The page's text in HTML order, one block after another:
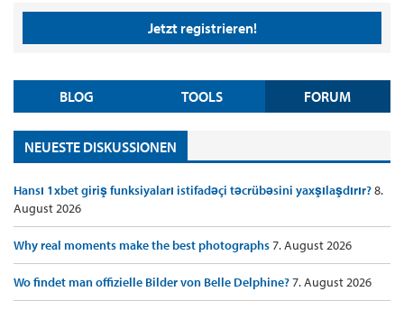
Jetzt registrieren!
BLOG TOOLS FORUM
NEUESTE DISKUSSIONEN
Hansı 1xbet giriş funksiyaları istifadəçi təcrübəsini yaxşılaşdırır?8.
August 2026
Why real moments make the best photographs7. August 2026
Wo findet man offizielle Bilder von Belle Delphine?7. August 2026